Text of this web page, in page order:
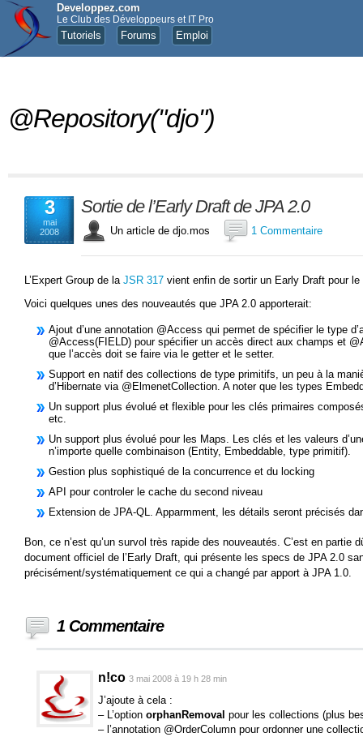
Developpez.com
Le Club des Développeurs et IT Pro
Tutoriels Forums Emploi
@Repository("djo")
3
mai
2008
Sortie de l’Early Draft de JPA 2.0
Un article de djo.mos 1 Commentaire
L’Expert Group de la JSR 317 vient enfin de sortir un Early Draft pour
Voici quelques unes des nouveautés que JPA 2.0 apporterait:
Ajout d’une annotation @Access qui permet de spécifier le type
@Access(FIELD) pour spécifier un accès direct aux champs et
que l’accès doit se faire via le getter et le setter.
Support en natif des collections de type primitifs, un peu à la
d’Hibernate via @ElmenetCollection. A noter que les types
Un support plus évolué et flexible pour les clés primaires
etc.
Un support plus évolué pour les Maps. Les clés et les valeurs
n’importe quelle combinaison (Entity, Embeddable, type primitif).
Gestion plus sophistiqué de la concurrence et du locking
API pour controler le cache du second niveau
Extension de JPA-QL. Apparmment, les détails seront précisés
Bon, ce n’est qu’un survol très rapide des nouveautés. C’est en partie
document officiel de l’Early Draft, qui présente les specs de JPA 2.0
précisément/systématiquement ce qui a changé par apport à JPA 1.0.
1 Commentaire
n!co 3 mai 2008 à 19 h 28 min
J’ajoute à cela :
– L’option orphanRemoval pour les collections (plus
– l’annotation @OrderColumn pour ordonner une